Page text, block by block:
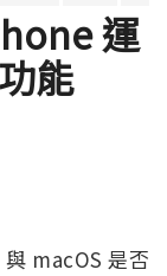
運
能
macOS 是否